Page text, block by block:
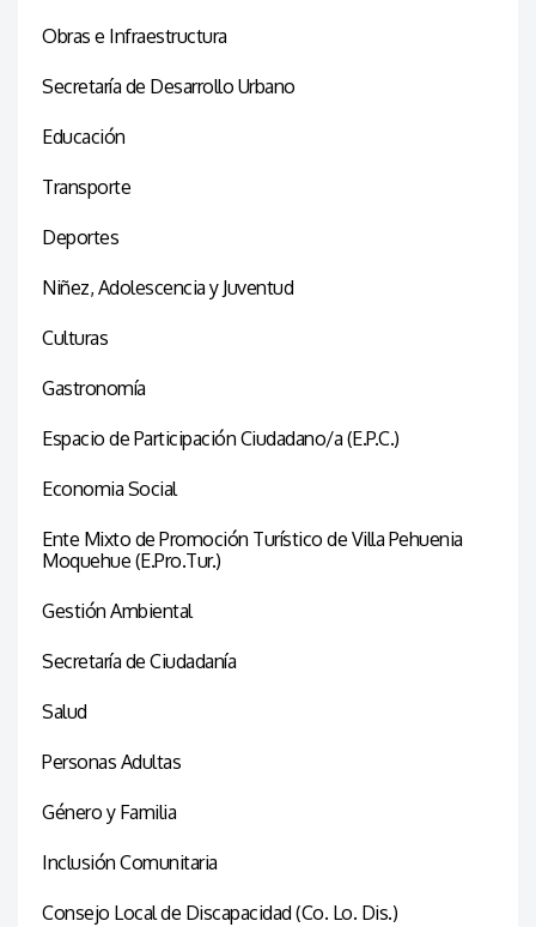
Obras e Infraestructura
Secretaría de Desarrollo Urbano
Educación
Transporte
Deportes
Niñez, Adolescencia y Juventud
Culturas
Gastronomía
Espacio de Participación Ciudadano/a (E.P.C.)
Economia Social
Ente Mixto de Promoción Turístico de Villa Pehuenia
Moquehue (E.Pro.Tur.)
Gestión Ambiental
Secretaría de Ciudadanía
Salud
Personas Adultas
Género y Familia
Inclusión Comunitaria
Consejo Local de Discapacidad (Co. Lo. Dis.)